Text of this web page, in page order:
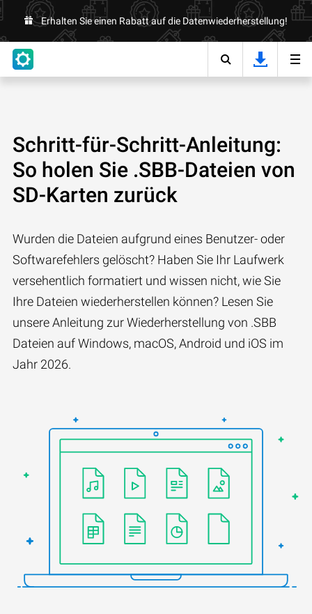
Erhalten Sie einen Rabatt auf die Datenwiederherstellung!
Schritt-für-Schritt-Anleitung:
So holen Sie .SBB-Dateien von
SD-Karten zurück
Wurden die Dateien aufgrund eines Benutzer- oder
Softwarefehlers gelöscht? Haben Sie Ihr Laufwerk
versehentlich formatiert und wissen nicht, wie Sie
Ihre Dateien wiederherstellen können? Lesen Sie
unsere Anleitung zur Wiederherstellung von .SBB
Dateien auf Windows, macOS, Android und iOS im
Jahr 2026.